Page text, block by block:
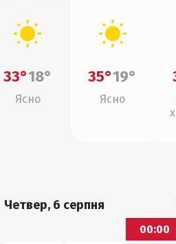
33°18°
Ясно
35°19°
Ясно
Четвер, 6 серпня
00:00